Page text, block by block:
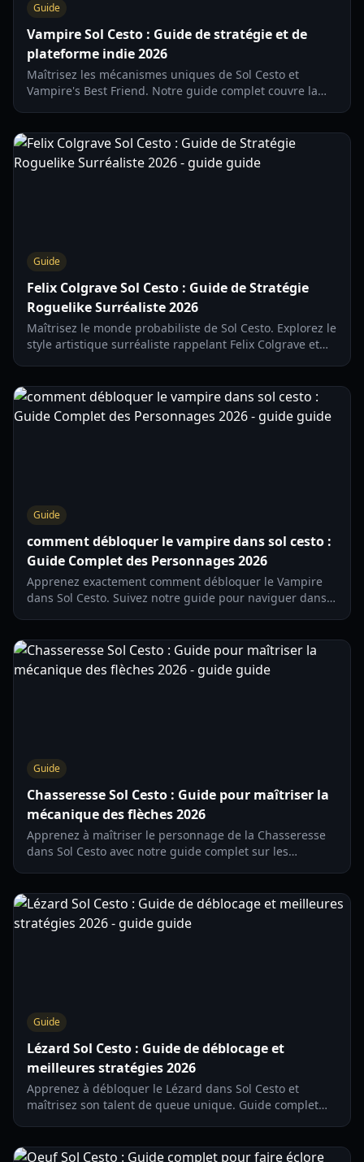
Guide
Vampire Sol Cesto : Guide de stratégie et de
plateforme indie 2026
Maîtrisez les mécanismes uniques de Sol Cesto et
Vampire's Best Friend. Notre guide complet couvre la
Guide
Felix Colgrave Sol Cesto : Guide de Stratégie
Roguelike Surréaliste 2026
Maîtrisez le monde probabiliste de Sol Cesto. Explorez le
style artistique surréaliste rappelant Felix Colgrave et
Guide
comment débloquer le vampire dans sol cesto :
Guide Complet des Personnages 2026
Apprenez exactement comment débloquer le Vampire
dans Sol Cesto. Suivez notre guide pour naviguer dans
Guide
Chasseresse Sol Cesto : Guide pour maîtriser la
mécanique des flèches 2026
Apprenez à maîtriser le personnage de la Chasseresse
dans Sol Cesto avec notre guide complet sur les
Guide
Lézard Sol Cesto : Guide de déblocage et
meilleures stratégies 2026
Apprenez à débloquer le Lézard dans Sol Cesto et
maîtrisez son talent de queue unique. Guide complet